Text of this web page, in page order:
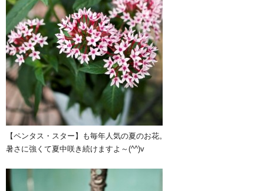
【ペンタス・スター】も毎年人気の夏のお花。
暑さに強くて夏中咲き続けますよ～(^^)v